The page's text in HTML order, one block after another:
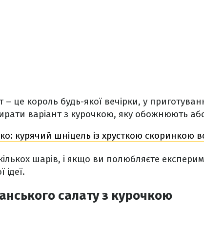
це король будь-якої вечірки, у
варіант з курочкою, яку обожнюють
курячий шніцель із хрусткою скоринкою
шарів, і якщо ви полюбляєте
ідеї.
салату з курочкою